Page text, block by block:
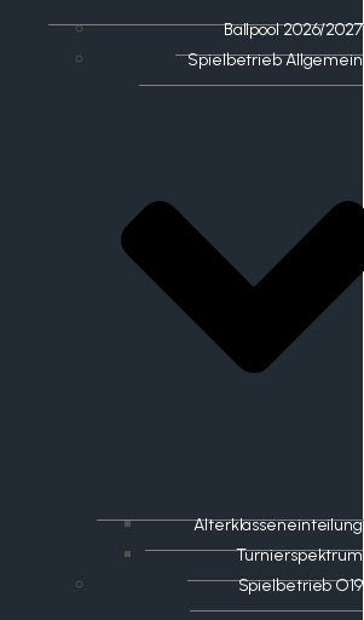
Ballpool 2026/2027
Spielbetrieb Allgemein
Alterklasseneinteilung
Turnierspektrum
Spielbetrieb O19